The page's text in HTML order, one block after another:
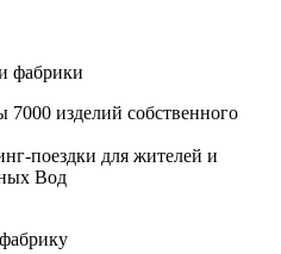
фабрики
7000 изделий собственного
поездки для жителей и
Вод